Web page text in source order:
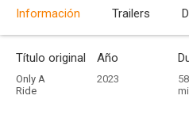
Información Trailers
Título original
Only A
Ride
Año
2023
58